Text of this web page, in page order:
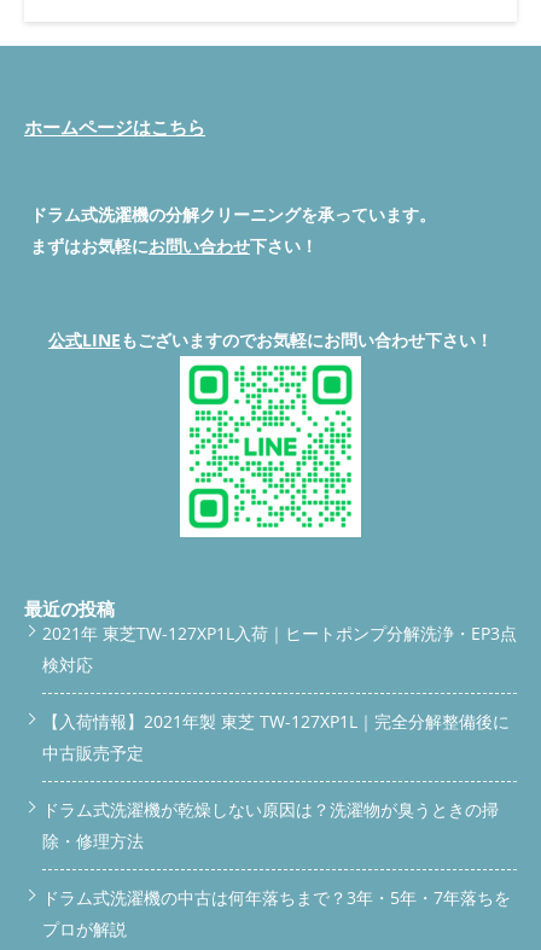
はなく“詰まり”による自然な乾燥効率の低下です。しかし、放っ
溜まっていることがあります。 この部分は分解しないと見えな
い場所で、ホコリ、髪の毛、皮脂、洗剤カスなどが混ざって、厚
くこびりついた層のように蓄積していました。 この汚れが洗濯
後】 埼玉県さいたま市北区・周辺エリアも対応可能です 今回ご
依頼いただいたのは【埼玉県さいたま市北区】のお客様でした
が、便利屋BUZZでは以下のエリアにも対応しています。 上尾市
蓮田市 桶川市 伊奈町 さいたま市全域（見沼区・大宮区・西区な
ど） 埼玉県・東京都・神奈川県・群馬県の広い範囲で対応して
いますので、「うちも一度点検してほしい…」と思った方はお気
軽にご相談ください。 お問い合わせ・ご予約方法（クリックで
【電話でのお問い合わせ】こちらをタップし
【メールでのお問い合わせ】こちらをタップして
【LINEでのご相談】こちらをタップしてLINEで
準備いただけると助かります。 よくある質問（Q&A） Q. 分解し
ないと直せないですか？A. はい。今回のような症状は、分解して
内部清掃しないと改善されません。 Q. どのくらいの頻度で清掃
が必要？A. 1年～2年に一度が目安ですが、ペットがいるご家庭
や乾燥を頻繁に使う方はもっと早くなる場合も。 Q. 市販の洗濯
槽クリーナーではダメですか？A. 表面的な洗浄はできますが、ダ
クトや脱水カバー内部までは届かないため根本解決にはなりませ
ん。 Q. 修理もお願いできますか？A. 状況によりますが、部品交
芝TW-127X7は人気の高いドラム式洗濯機ですが、乾燥機能の性
能を維持するためには内部のメンテナンスが欠かせません。 乾
め、関東全域で対応しております。分解クリーニングのご相談
は、便利屋BUZZへお気軽にどうぞ。 公式LINEから問い合わせす
は？ PanasonicのNA-LX127Aは、近年人気の高機能ドラム式洗濯
運転音が大きくなってきた これらの多くは、内部のホコリや汚
れ、部品劣化が原因です。 乾燥不良の主な原因はヒートポンプ
とホコリ詰まり 乾燥不良は、ヒートポンプユニットの目詰まり
分解してみると、想像以上にホコリが蓄積しており、一般的な掃
除では取り切れません。 臭いの原因はドラム槽とホース内の汚
れ 洗濯後の臭いが気になる原因は、ドラム槽の裏側や排水ホー
ス内のカビ・洗剤カスです。 見た目はキレイでも、実は内部で
雑菌が繁殖していることも…。 とくに「無添加石けん」や「エコ
洗剤」を使っているご家庭は、石けんカスの蓄積が早い傾向にあ
ります。 分解クリーニングで解決！ 今回の施工では、以下の対
応を行いました： 脱水カバー・ドラム槽・乾燥ダクト・排水ホ
ースなどの徹底分解クリーニング 作業後、乾燥時間が大幅に短
縮され、嫌な臭いも消えて、まるで新品のようにリフレッシュさ
乾燥不良や嫌なニオイの原因になることも。」 清掃後：「内部
までピカピカに清掃！空気の通りが改善され、乾燥効率もアップ
しました。」 ▼ドラム槽内部 清掃前：「ドラムの内側に洗剤カ
スや黒カビが付着。洗濯物が臭う原因はここに潜んでいます。」
清掃後：「洗剤カスもカビもスッキリ除去！洗濯後の衣類も気持
ちよく仕上がります。」 ▼排水ホース内部 清掃前：「一見キレ
イに見えても、ホース内部には水アカやカビが蓄積。気づきにく
い部分です。」 清掃後：「内部までしっかり洗浄。排水もスム
ーズになり、ニオイの発生も抑えられます。」 調布市でも対応
OK！ 便利屋BUZZは入間市を拠点に、東京都内も対応中！ 調布
市・三鷹市・府中市・狛江市など、出張料無料の対応エリアもあ
ります。 作業は経験豊富なスタッフが訪問し、丁寧かつスピー
臭いが気になるかも…」「乾燥に時間がかかってきた…」 そんな
時は、トラブルになる前にご相談を！
ホームページはこちら
ドラム式洗濯機の分解クリーニングを承っています。
まずはお気軽にお問い合わせ下さい！
公式LINEもございますのでお気軽にお問い合わせ下さい！
最近の投稿
2021年 東芝TW-127XP1L入荷｜ヒートポンプ分解洗浄・EP3点
検対応
【入荷情報】2021年製 東芝 TW-127XP1L｜完全分解整備後に
中古販売予定
ドラム式洗濯機が乾燥しない原因は？洗濯物が臭うときの掃
除・修理方法
ドラム式洗濯機の中古は何年落ちまで？3年・5年・7年落ちを
プロが解説